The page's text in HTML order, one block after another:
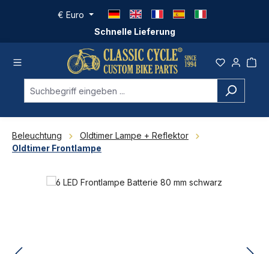
Zum Hauptinhalt springen
Schnelle Lieferung
€ Euro
Beleuchtung
Oldtimer Lampe + Reflektor
Oldtimer Frontlampe
Bildergalerie überspringen